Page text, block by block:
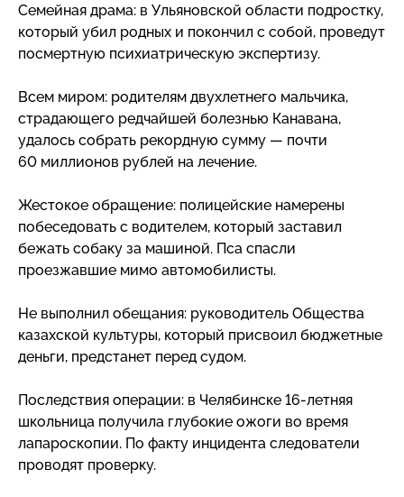
Семейная драма: в Ульяновской области подростку,
который убил родных и покончил с собой, проведут
посмертную психиатрическую экспертизу.
Всем миром: родителям двухлетнего мальчика,
страдающего редчайшей болезнью Канавана,
удалось собрать рекордную сумму — почти
60 миллионов рублей на лечение.
Жестокое обращение: полицейские намерены
побеседовать с водителем, который заставил
бежать собаку за машиной. Пса спасли
проезжавшие мимо автомобилисты.
Не выполнил обещания: руководитель Общества
казахской культуры, который присвоил бюджетные
деньги, предстанет перед судом.
Последствия операции: в Челябинске 16-летняя
школьница получила глубокие ожоги во время
лапароскопии. По факту инцидента следователи
проводят проверку.